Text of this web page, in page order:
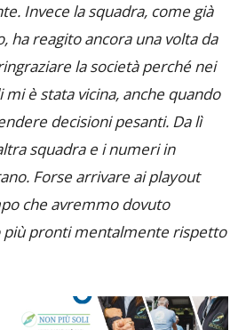
Invece la squadra, come già
ha reagito ancora una volta da
la società perché nei
è stata vicina, anche quando
decisioni pesanti. Da lì
squadra e i numeri in
Forse arrivare ai playout
che avremmo dovuto
più pronti mentalmente rispetto